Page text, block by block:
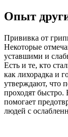
Опыт
Прививка от
Некоторые
уставшими и
Есть и те, кто
как лихорадка и
утверждают, что
проходят
помогает
людей с